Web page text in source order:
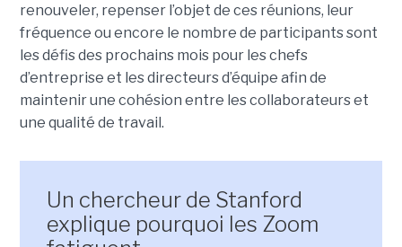
renouveler, repenser l’objet de ces réunions, leur
fréquence ou encore le nombre de participants sont
les défis des prochains mois pour les chefs
d’entreprise et les directeurs d’équipe afin de
maintenir une cohésion entre les collaborateurs et
une qualité de travail.
Un chercheur de Stanford
explique pourquoi les Zoom